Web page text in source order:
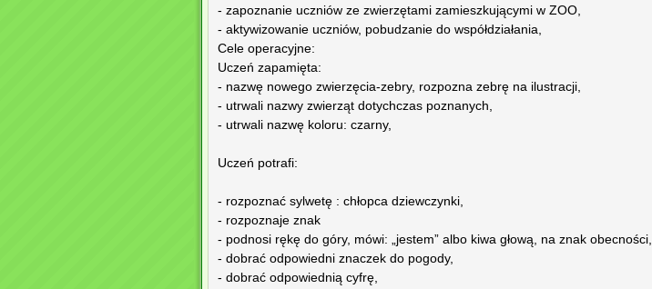
- zapoznanie uczniów ze zwierzętami zamieszkującymi w ZOO,
- aktywizowanie uczniów, pobudzanie do współdziałania,
Cele operacyjne:
Uczeń zapamięta:
- nazwę nowego zwierzęcia-zebry, rozpozna zebrę na ilustracji,
- utrwali nazwy zwierząt dotychczas poznanych,
- utrwali nazwę koloru: czarny,
Uczeń potrafi:
- rozpoznać sylwetę : chłopca dziewczynki,
- rozpoznaje znak
- podnosi rękę do góry, mówi: „jestem” albo kiwa głową, na znak obecności,
- dobrać odpowiedni znaczek do pogody,
- dobrać odpowiednią cyfrę,